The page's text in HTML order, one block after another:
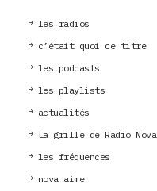
les radios
c’était quoi ce titre
les podcasts
les playlists
actualités
La grille de Radio Nova
les fréquences
nova aime